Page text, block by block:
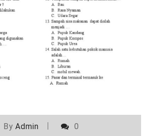
ByAdmin 0